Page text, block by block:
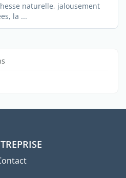
naturelle, jalousement
la ...